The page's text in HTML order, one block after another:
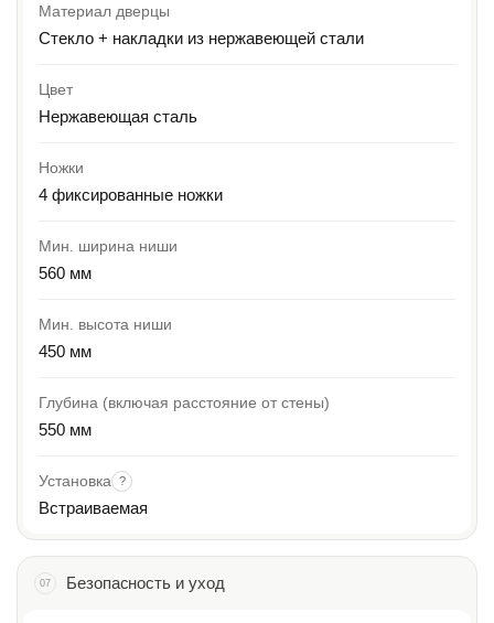
Материал дверцы
Стекло + накладки из нержавеющей стали
Цвет
Нержавеющая сталь
Ножки
4 фиксированные ножки
Мин. ширина ниши
560 мм
Мин. высота ниши
450 мм
Глубина (включая расстояние от стены)
550 мм
Установка ?
Встраиваемая
07 Безопасность и уход